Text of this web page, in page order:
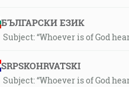
БЪЛГАРСКИ ЕЗИК
Subject: “Whoever is of God
SRPSKOHRVATSKI
Subject: “Whoever is of God